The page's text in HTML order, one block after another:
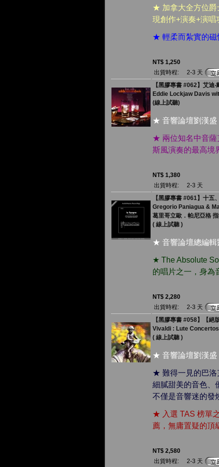
★ 加拿大全方位爵
現創作+演奏+演
★ 輕柔而紮實的磁
NT$ 1,250
出貨時程:
2-3 天
【黑膠專書 #062】艾迪
Eddie Lockjaw Davis
(線上試聽)
★ 音響論壇劉漢盛
★ 兩位知名中音薩
斯風演奏的最高境
NT$ 1,380
出貨時程:
2-3 天
【黑膠專書 #061】十
Gregorio Paniagua &
葛里哥立歐．帕尼亞格
( 線上試聽 )
★ 音響論壇總編輯
★ The Absolute
的唱片之一，身為
NT$ 2,280
出貨時程:
2-3 天
【黑膠專書 #058】【
Vivaldi : Lute
( 線上試聽 )
★ 音響論壇劉漢盛
★ 難得一見的巴洛
細膩甜美的音色、
不僅是音響迷的發
★ 入選 TAS 榜單
薦，無庸置疑的頂
NT$ 2,580
出貨時程:
2-3 天